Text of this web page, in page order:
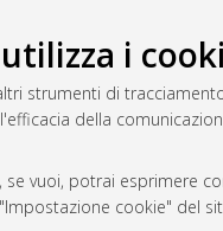
i
strumenti di
della
vuoi, potrai esprimere
cookie" del